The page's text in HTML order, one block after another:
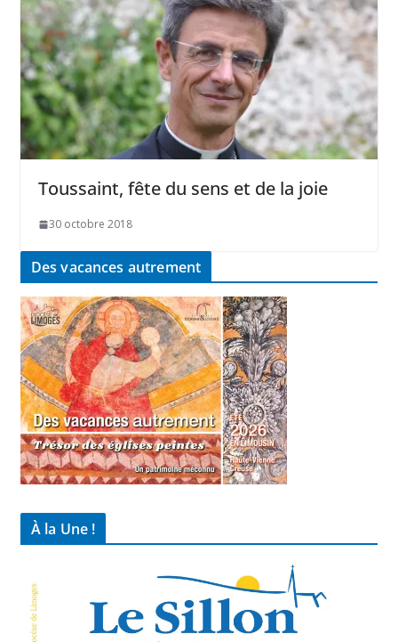
Toussaint, fête du sens et de la joie
30 octobre 2018
Des vacances autrement
À la Une !